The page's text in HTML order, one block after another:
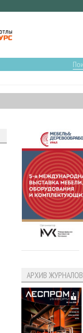
АРХИВ ЖУРНАЛОВ